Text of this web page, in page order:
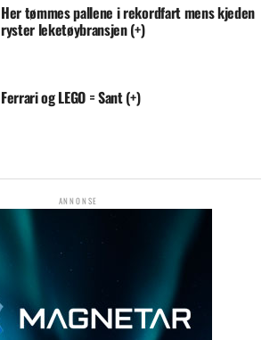
Her tømmes pallene i rekordfart mens kjeden
ryster leketøybransjen (+)
Ferrari og LEGO = Sant (+)
ANNONSE